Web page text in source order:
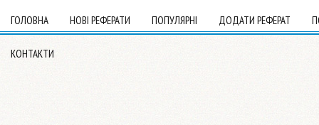
ГОЛОВНА НОВІ РЕФЕРАТИ ПОПУЛЯРНІ ДОДАТИ РЕФЕРАТ
КОНТАКТИ